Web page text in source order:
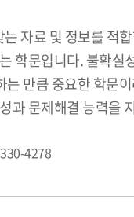
자료 및 정보를 적
학문입니다. 불확
만큼 중요한 학문
과 문제해결 능력을
4278